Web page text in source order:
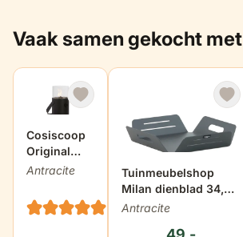
Vaak samen gekocht met
Cosiscoop
Original
black
Antracite
reviews)
Tuinmeubelshop
Milan dienblad 34,5
x 34,5 cm
Antracite